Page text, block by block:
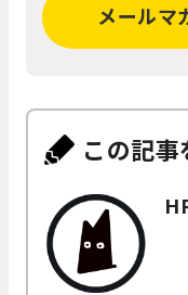
メールマ
この記